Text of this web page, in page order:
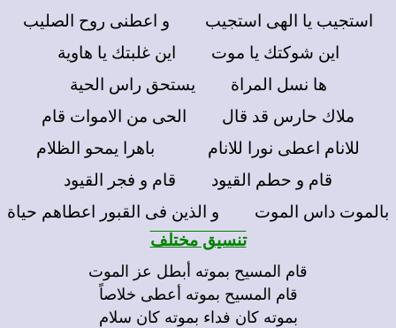
استجيب يا الهى استجيب و اعطنى روح الصليب
اين شوكتك يا موت اين غلبتك يا هاوية
ها نسل المراة يستحق راس الحية
ملاك حارس قد قال الحى من الاموات قام
للانام اعطى نورا للانام باهرا يمحو الظلام
قام و حطم القيود قام و فجر القيود
بالموت داس الموت و الذين فى القبور اعطاهم حياة
تنسيق مختلف
قام المسيح بموته أبطل عز الموت
قام المسيح بموته أعطى خلاصاً
بموته كان فداء بموته كان سلام